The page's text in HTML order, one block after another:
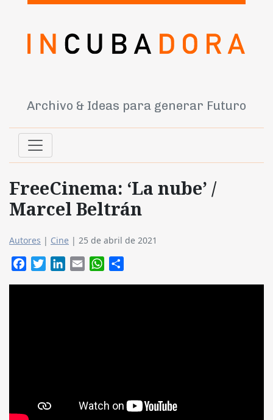
Archivo & Ideas para generar Futuro
FreeCinema: ‘La nube’ /
Marcel Beltrán
Autores | Cine | 25 de abril de 2021
FacebookTwitterLinkedIn
Email WhatsApp